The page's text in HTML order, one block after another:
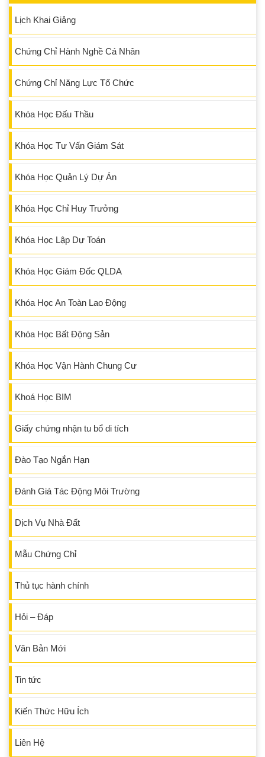
Lịch Khai Giảng
Chứng Chỉ Hành Nghề Cá Nhân
Chứng Chỉ Năng Lực Tổ Chức
Khóa Học Đấu Thầu
Khóa Học Tư Vấn Giám Sát
Khóa Học Quản Lý Dự Án
Khóa Học Chỉ Huy Trưởng
Khóa Học Lập Dự Toán
Khóa Học Giám Đốc QLDA
Khóa Học An Toàn Lao Động
Khóa Học Bất Động Sản
Khóa Học Vận Hành Chung Cư
Khoá Học BIM
Giấy chứng nhận tu bổ di tích
Đào Tạo Ngắn Hạn
Đánh Giá Tác Động Môi Trường
Dịch Vụ Nhà Đất
Mẫu Chứng Chỉ
Thủ tục hành chính
Hỏi – Đáp
Văn Bản Mới
Tin tức
Kiến Thức Hữu Ích
Liên Hệ